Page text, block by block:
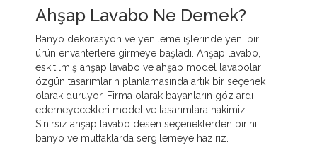
Ahşap Lavabo Ne Demek?
Banyo dekorasyon ve yenileme işlerinde yeni bir
ürün envanterlere girmeye başladı. Ahşap lavabo,
eskitilmiş ahşap lavabo ve ahşap model lavabolar
özgün tasarımların planlamasında artık bir seçenek
olarak duruyor. Firma olarak bayanların göz ardı
edemeyecekleri model ve tasarımlara hakimiz.
Sınırsız ahşap lavabo desen seçeneklerden birini
banyo ve mutfaklarda sergilemeye hazırız.